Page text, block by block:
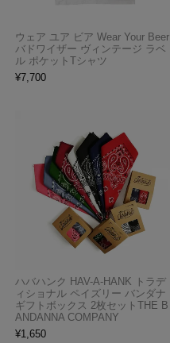
ウェア ユア ビア Wear Your Beer
バドワイザー ヴィンテージ ラベ
ル ポケットTシャツ
¥7,700
ハバハンク HAV-A-HANK トラデ
ィショナル ペイズリー バンダナ
ギフトボックス 2枚セットTHE B
ANDANNA COMPANY
¥1,650